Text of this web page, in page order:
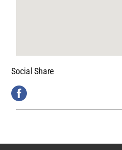
Social Share